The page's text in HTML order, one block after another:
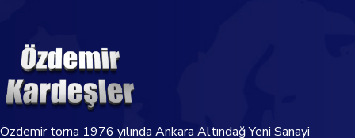
Özdemir torna 1976 yılında Ankara Altındağ Yeni Sanayi